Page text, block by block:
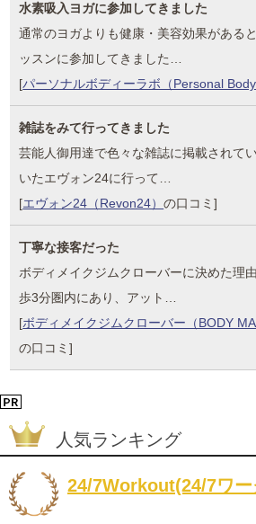
水素吸入ヨガに参加してきました
通常のヨガよりも健康・美容効果がある
ッスンに参加してきました…
[パーソナルボディーラボ（Personal
雑誌をみて行ってきました
芸能人御用達で色々な雑誌に掲載されて
いたエヴォン24に行って…
[エヴォン24（Revon24）の口コミ]
丁寧な接客だった
ボディメイクジムクローバーに決めた理
歩3分圏内にあり、アット…
[ボディメイクジムクローバー（BODY
の口コミ]
人気ランキング
24/7Workout(24/7ワー